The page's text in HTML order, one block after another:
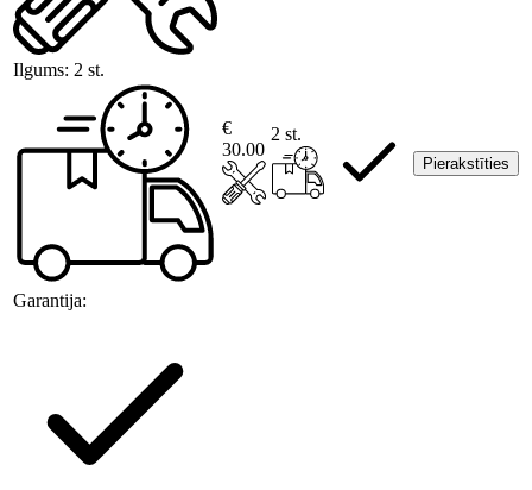
Ilgums: 2 st.
Garantija:
€
30.00
2 st.
Pierakstīties